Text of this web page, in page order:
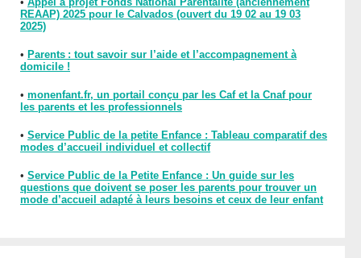
REAAP) 2025 pour le Calvados (ouvert du 19 02 au 19 03
2025)
• Parents : tout savoir sur l’aide et l’accompagnement à
domicile !
• monenfant.fr, un portail conçu par les Caf et la Cnaf pour
les parents et les professionnels
• Service Public de la petite Enfance : Tableau comparatif des
modes d’accueil individuel et collectif
• Service Public de la Petite Enfance : Un guide sur les
questions que doivent se poser les parents pour trouver un
mode d’accueil adapté à leurs besoins et ceux de leur enfant